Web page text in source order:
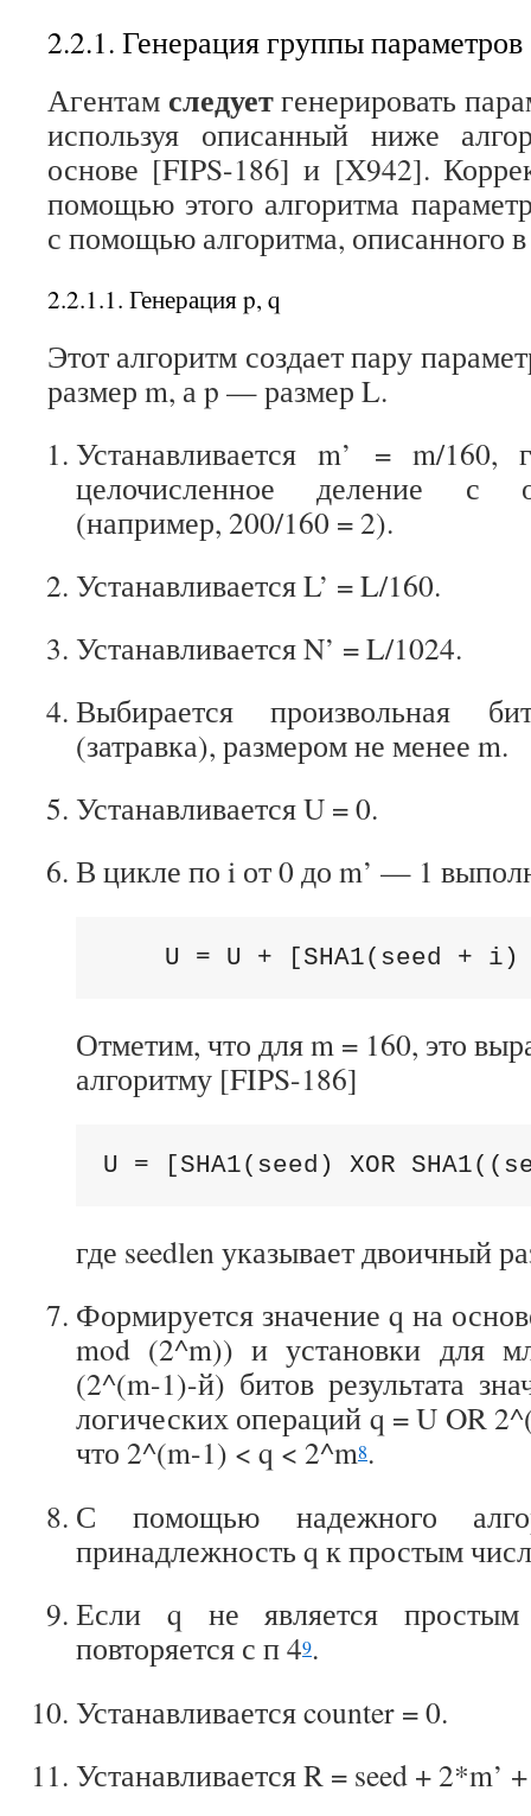
2.2.1. Генерация группы параметров
Агентам следуетгенерировать
используя описанный ниже
основе [FIPS-186] и [X942].
помощью этого алгоритма
с помощью алгоритма, описанного
2.2.1.1. Генерацияp, q
Этот алгоритм создает пару
размер m, а p — размер L.
Устанавливается m’ = m/160,
целочисленное деление с
(например, 200/160 = 2).
Устанавливается L’ = L/160.
Устанавливается N’ = L/1024.
Выбирается произвольная
(затравка), размером не менее m.
Устанавливается U = 0.
В цикле по i от 0 до m’ — 1
U = U + [SHA1(seed +
Отметим, что дляm = 160, это
алгоритму [FIPS-186]
U = [SHA1(seed) XOR
где seedlen указывает двоичный
Формируется значение q на
mod (2^m)) и установки для
(2^(m-1)-й) битов результата
логических операций q = U OR
что 2^(m-1) < q < 2^m8.
С помощью надежного
принадлежность q к простым
Если q не является простым
повторяется с п 49.
Устанавливается counter = 0.
Устанавливается R = seed + 2*m’